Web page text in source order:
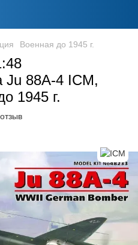
Военная до 1945 г.
88A-4 ICM,
1945 г.